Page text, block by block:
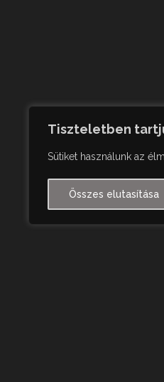
Tiszteletben
Sütiket használunk az
Összes elutasítása